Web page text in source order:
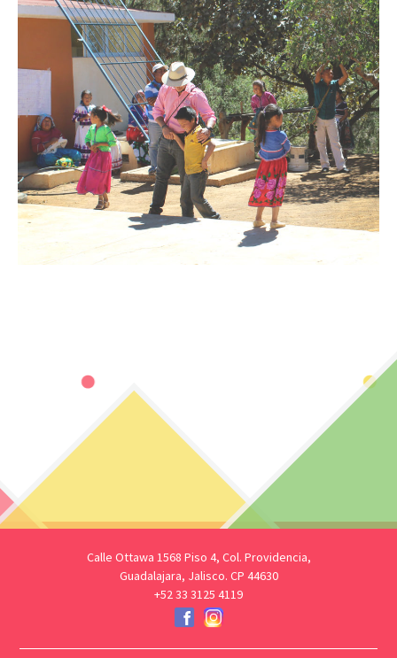
Calle Ottawa 1568 Piso 4, Col. Providencia,
Guadalajara, Jalisco. CP 44630
+52 33 3125 4119